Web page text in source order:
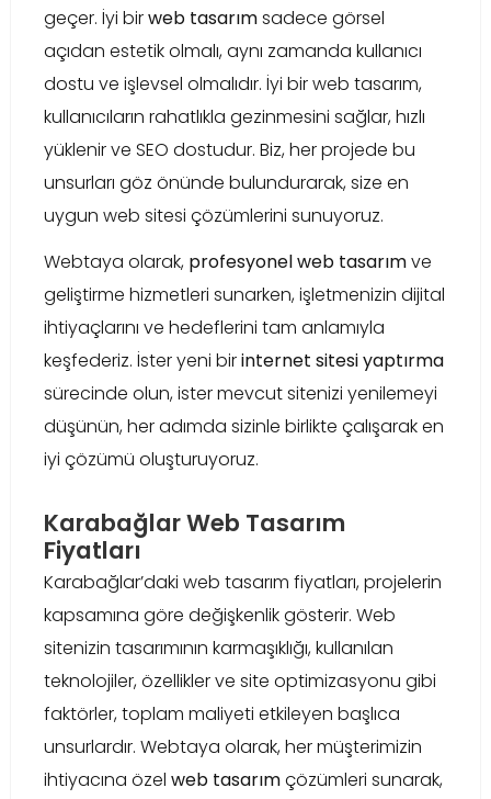
geçer. İyi birweb tasarımsadece görsel
açıdan estetik olmalı, aynı zamanda kullanıcı
dostu ve işlevsel olmalıdır. İyi bir web tasarım,
kullanıcıların rahatlıkla gezinmesini sağlar, hızlı
yüklenir ve SEO dostudur. Biz, her projede bu
unsurları göz önünde bulundurarak, size en
uygun web sitesi çözümlerini sunuyoruz.
Webtaya olarak, profesyonel web tasarımve
geliştirme hizmetleri sunarken, işletmenizin dijital
ihtiyaçlarını ve hedeflerini tam anlamıyla
keşfederiz. İster yeni birinternet sitesi yaptırma
sürecinde olun, ister mevcut sitenizi yenilemeyi
düşünün, her adımda sizinle birlikte çalışarak en
iyi çözümü oluşturuyoruz.
Karabağlar Web Tasarım
Fiyatları
Karabağlar’daki web tasarım fiyatları, projelerin
kapsamına göre değişkenlik gösterir. Web
sitenizin tasarımının karmaşıklığı, kullanılan
teknolojiler, özellikler ve site optimizasyonu gibi
faktörler, toplam maliyeti etkileyen başlıca
unsurlardır. Webtaya olarak, her müşterimizin
ihtiyacına özel web tasarımçözümleri sunarak,